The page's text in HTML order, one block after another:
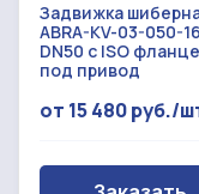
Задвижка
ABRA-KV-03-050-16
DN50 c ISO
под привод
от 15 480 руб./